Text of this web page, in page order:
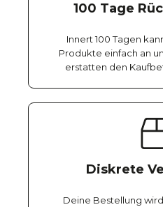
100 Tage
Innert 100 Tagen
Produkte einfach an
erstatten den
Diskrete
Deine Bestellung